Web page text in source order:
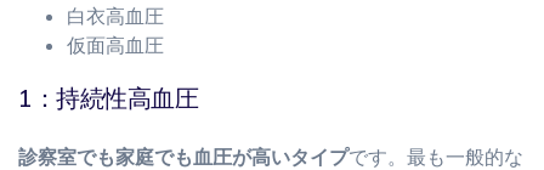
白衣高血圧
仮面高血圧
1：持続性高血圧
診察室でも家庭でも血圧が高いタイプです。最も一般的な